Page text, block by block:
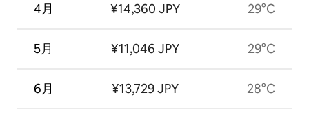
4月
5月
6月
¥14,360 JPY
¥11,046 JPY
¥13,729 JPY
29°C
29°C
28°C